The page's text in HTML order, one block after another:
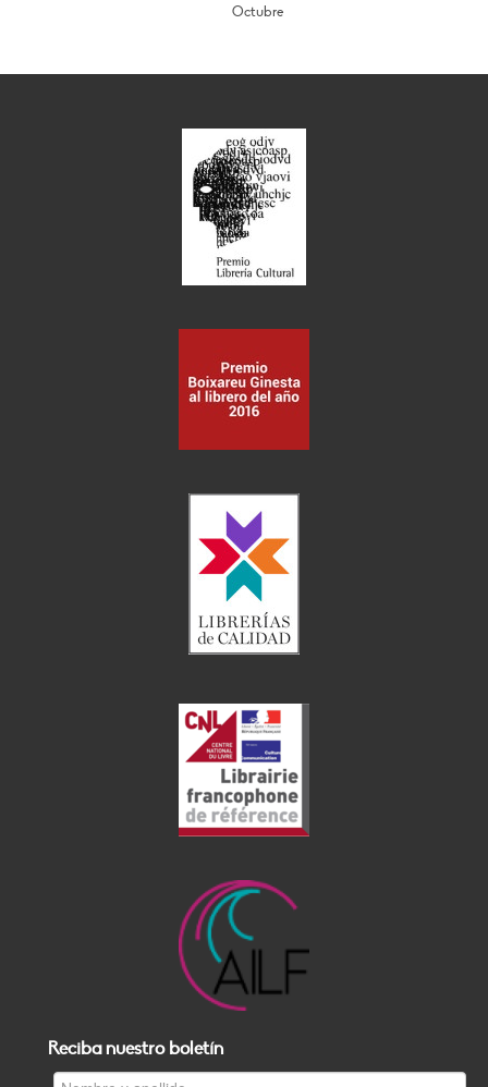
Octubre
Reciba nuestro boletín